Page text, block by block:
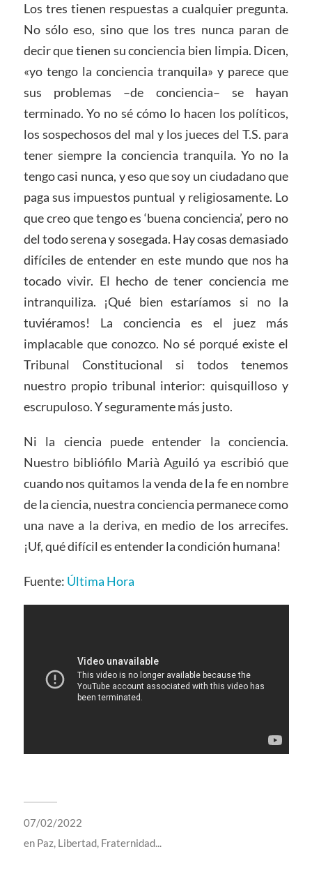
Los tres tienen respuestas a cualquier pregunta.
No sólo eso, sino que los tres nunca paran de
decir que tienen su conciencia bien limpia. Dicen,
«yo tengo la conciencia tranquila» y parece que
sus problemas –de conciencia– se hayan
terminado. Yo no sé cómo lo hacen los políticos,
los sospechosos del mal y los jueces del T.S. para
tener siempre la conciencia tranquila. Yo no la
tengo casi nunca, y eso que soy un ciudadano que
paga sus impuestos puntual y religiosamente. Lo
que creo que tengo es ‘buena conciencia’, pero no
del todo serena y sosegada. Hay cosas demasiado
difíciles de entender en este mundo que nos ha
tocado vivir. El hecho de tener conciencia me
intranquiliza. ¡Qué bien estaríamos si no la
tuviéramos! La conciencia es el juez más
implacable que conozco. No sé porqué existe el
Tribunal Constitucional si todos tenemos
nuestro propio tribunal interior: quisquilloso y
escrupuloso. Y seguramente más justo.
Ni la ciencia puede entender la conciencia.
Nuestro bibliófilo Marià Aguiló ya escribió que
cuando nos quitamos la venda de la fe en nombre
de la ciencia, nuestra conciencia permanece como
una nave a la deriva, en medio de los arrecifes.
¡Uf, qué difícil es entender la condición humana!
Fuente: Última Hora
07/02/2022
en Paz, Libertad, Fraternidad...